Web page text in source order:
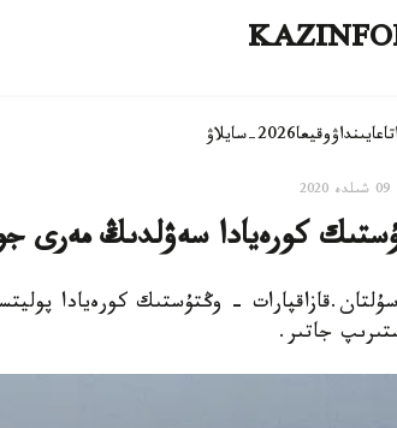
تاعايىنداۋوقيعا2026-سايلاۋ
كورەيادا سەۋلدىڭ مەرى
- وڭتۇستىك كورەيادا
جاتىر.